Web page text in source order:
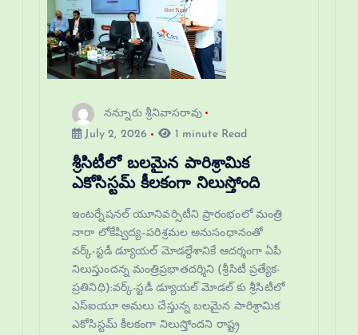
నన్నూరు శ్రీనివాసరావు
July 2, 2026
1 minute Read
శ్రీసిటీలో బలమైన పారిశ్రామిక
ఎకోసిస్టమ్ కీలకంగా నిలుస్తోంది
ఇంటర్నేషనల్ యూనివర్సిటీని ప్రారంభంలో మంత్రి
నారా లోకేష్విద్య–పరిశ్రమల అనుసంధానంతో
వర్క్-స్టడీ డ్యూయల్ మోడల్దేశానికే ఆదర్శంగా ఏపీ
నిలుస్తుందన్న మంత్రిప్రభాతదర్శిని (శ్రీసిటీ ప్రత్యేక-
ప్రతినిధి):వర్క్-స్టడీ డ్యూయల్ మోడల్ కు శ్రీసిటీలో
ఎస్‌ఐయూ అమలు చేస్తున్న బలమైన పారిశ్రామిక
ఎకోసిస్టమ్ కీలకంగా నిలుస్తోందని రాష్ట్ర